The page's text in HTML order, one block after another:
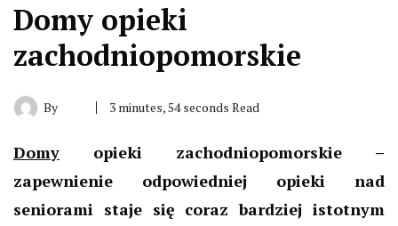
Domy opieki
zachodniopomorskie
By 3 minutes, 54 seconds Read
Domy opieki zachodniopomorskie –
zapewnienie odpowiedniej opieki nad
seniorami staje się coraz bardziej istotnym